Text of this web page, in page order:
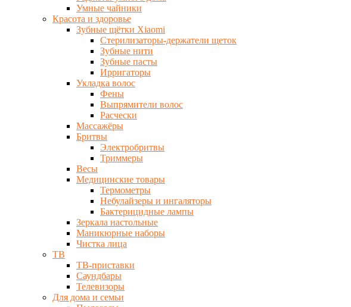
Умные чайники
Красота и здоровье
Зубные щётки Xiaomi
Стерилизаторы-держатели щеток
Зубные нити
Зубные пасты
Ирригаторы
Укладка волос
Фены
Выпрямители волос
Расчески
Массажёры
Бритвы
Электробритвы
Триммеры
Весы
Медицинские товары
Термометры
Небулайзеры и ингаляторы
Бактерицидные лампы
Зеркала настольные
Маникюрные наборы
Чистка лица
ТВ
ТВ-приставки
Саундбары
Телевизоры
Для дома и семьи